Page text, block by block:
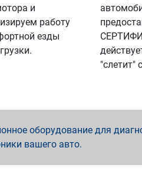
и
работу
езды
"слетит"
оборудование для
вашего авто.